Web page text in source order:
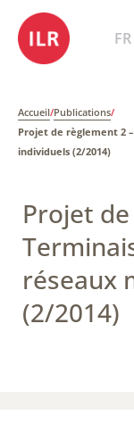
FR
Accueil/Publications/
Projet de règlement 2
individuels ​(2/2014)
Projet
réseaux
(2/2014)